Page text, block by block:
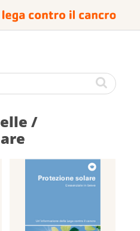
informativo
contro il cancro
/